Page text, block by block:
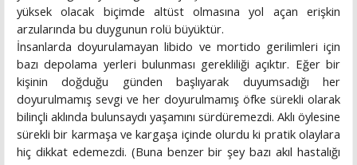
yüksek olacak biçimde altüst olmasına yol açan erişkin
arzularında bu duygunun rolü büyüktür.
İnsanlarda doyurulamayan libido ve mortido gerilimleri için
bazı depolama yerleri bulunması gerekliliği açıktır. Eğer bir
kişinin doğduğu günden başlıyarak duyumsadığı her
doyurulmamış sevgi ve her doyurulmamış öfke sürekli olarak
bilinçli aklında bulunsaydı yaşamını sürdüremezdi. Aklı öylesine
sürekli bir karmaşa ve kargaşa içinde olurdu ki pratik olaylara
hiç dikkat edemezdi. (Buna benzer bir şey bazı akıl hastalığı